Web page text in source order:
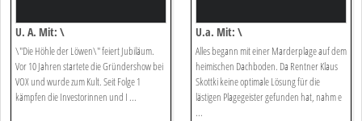
U. A. Mit: \
\"Die Höhle der Löwen\" feiert Jubiläum.
Vor 10 Jahren startete die Gründershow bei
VOX und wurde zum Kult. Seit Folge 1
kämpfen die Investorinnen und I ...
U.a. Mit: \
Alles begann mit einer Marderplage auf dem
heimischen Dachboden. Da Rentner Klaus
Skottki keine optimale Lösung für die
lästigen Plagegeister gefunden hat, nahm e
...